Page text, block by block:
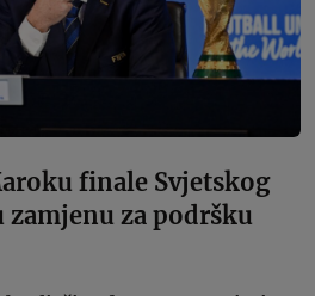
finale Svjetskog
zamjenu za podršku